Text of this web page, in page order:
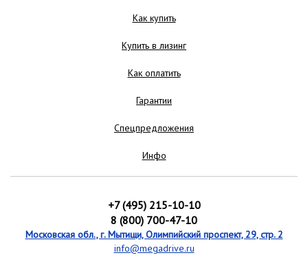
Как купить
Купить в лизинг
Как оплатить
Гарантии
Спецпредложения
Инфо
+7 (495) 215-10-10
8 (800) 700-47-10
Московская обл., г. Мытищи, Олимпийский проспект, 29, стр. 2
info@megadrive.ru